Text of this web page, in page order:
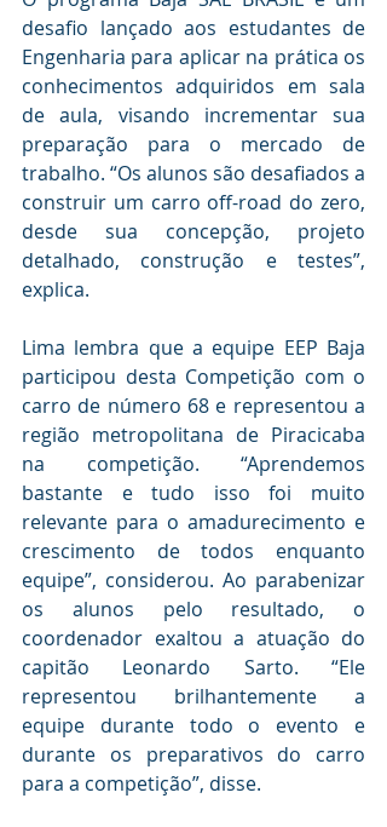
desafio lançado aos estudantes de
Engenharia para aplicar na prática os
conhecimentos adquiridos em sala
de aula, visando incrementar sua
preparação para o mercado de
trabalho. “Os alunos são desafiados a
construir um carro off-road do zero,
desde sua concepção, projeto
detalhado, construção e testes”,
explica.
Lima lembra que a equipe EEP Baja
participou desta Competição com o
carro de número 68 e representou a
região metropolitana de Piracicaba
na competição. “Aprendemos
bastante e tudo isso foi muito
relevante para o amadurecimento e
crescimento de todos enquanto
equipe”, considerou. Ao parabenizar
os alunos pelo resultado, o
coordenador exaltou a atuação do
capitão Leonardo Sarto. “Ele
representou brilhantemente a
equipe durante todo o evento e
durante os preparativos do carro
para a competição”, disse.